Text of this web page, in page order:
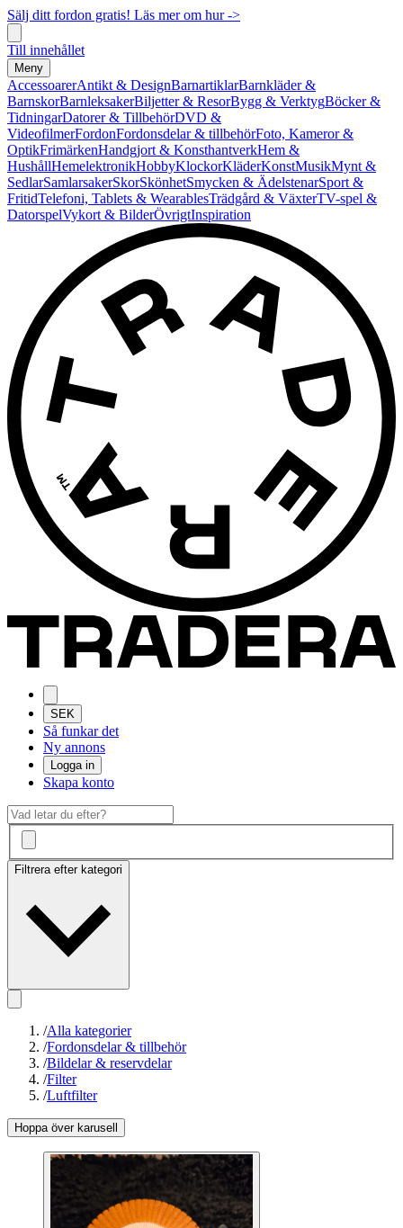
Sälj ditt fordon gratis! Läs mer om hur ->
Till innehållet
Meny
AccessoarerAntikt & DesignBarnartiklarBarnkläder &
BarnskorBarnleksakerBiljetter & ResorBygg & VerktygBöcker &
TidningarDatorer & TillbehörDVD &
VideofilmerFordonFordonsdelar & tillbehörFoto, Kameror &
OptikFrimärkenHandgjort & KonsthantverkHem &
HushållHemelektronikHobbyKlockorKläderKonstMusikMynt &
SedlarSamlarsakerSkorSkönhetSmycken & ÄdelstenarSport &
FritidTelefoni, Tablets & WearablesTrädgård & VäxterTV-spel &
DatorspelVykort & BilderÖvrigtInspiration
SEK
Så funkar det
Ny annons
Logga in
Skapa konto
Filtrera efter kategori
/Alla kategorier
/Fordonsdelar & tillbehör
/Bildelar & reservdelar
/Filter
/Luftfilter
Hoppa över karusell